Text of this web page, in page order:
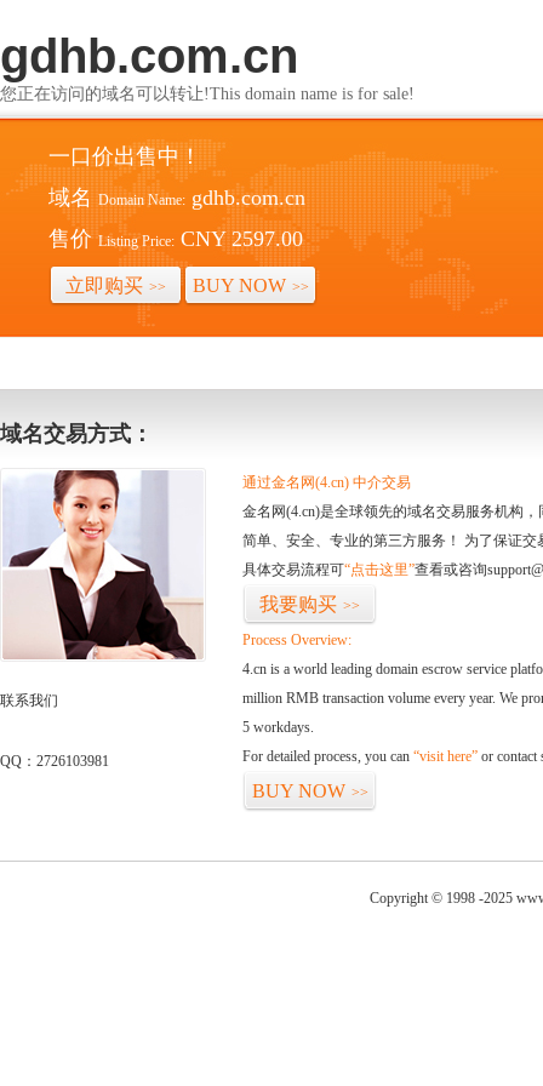
gdhb.com.cn
您正在访问的域名可以转让!This domain name is for sale!
一口价出售中！
域名 Domain Name: gdhb.com.cn
售价 Listing Price: CNY 2597.00
立即购买 >> BUY NOW >>
域名交易方式：
联系我们
QQ：2726103981
通过金名网(4.cn) 中介交易
金名网(4.cn)是全球领先的域名交易服务机构
简单、安全、专业的第三方服务！ 为了保证
具体交易流程可“点击这里”查看或咨询
我要购买 >>
Process Overview:
4.cn is a world leading domain escrow service
million RMB transaction volume every year. We
5 workdays.
For detailed process, you can “visit here” or contact
BUY NOW >>
Copyright © 1998 -2025